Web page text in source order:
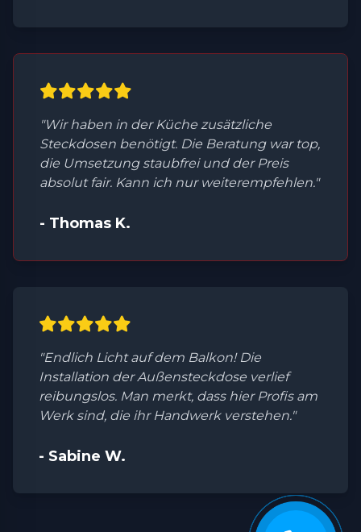
"Wir haben in der Küche zusätzliche
Steckdosen benötigt. Die Beratung war top,
die Umsetzung staubfrei und der Preis
absolut fair. Kann ich nur weiterempfehlen."
- Thomas K.
"Endlich Licht auf dem Balkon! Die
Installation der Außensteckdose verlief
reibungslos. Man merkt, dass hier Profis am
Werk sind, die ihr Handwerk verstehen."
- Sabine W.